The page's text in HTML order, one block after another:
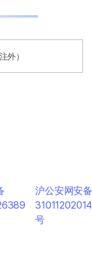
外）
沪公安网安
号